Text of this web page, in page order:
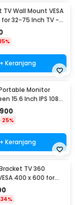
TV Wall Mount VESA
32-75 Inch TV -
+ Keranjang
Monitor
15.6 Inch IPS 1080P
- 1560MTS
25%
+ Keranjang
TV 360
400 x 600 for
- DN06
34%